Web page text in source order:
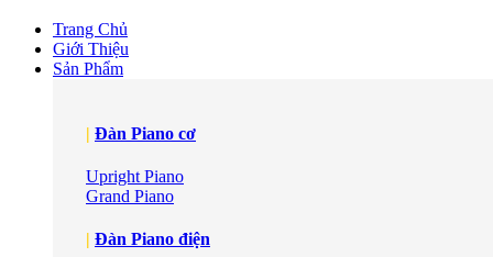
Trang Chủ
Giới Thiệu
Sản Phẩm
| Đàn Piano cơ
Upright Piano
Grand Piano
| Đàn Piano điện